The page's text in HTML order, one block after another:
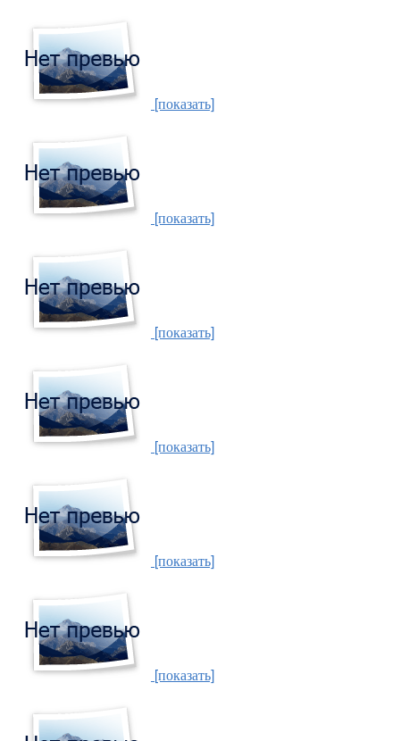
[показать]
[показать]
[показать]
[показать]
[показать]
[показать]